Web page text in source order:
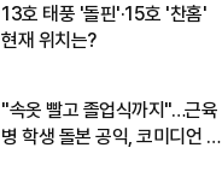
13호 태풍 '돌핀'·15호 '찬홈'
현재 위치는?
"속옷 빨고 졸업식까지"…근육
병 학생 돌본 공익, 코미디언 김